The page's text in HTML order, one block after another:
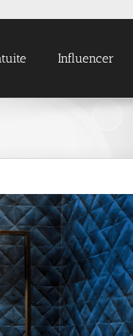
Influencer